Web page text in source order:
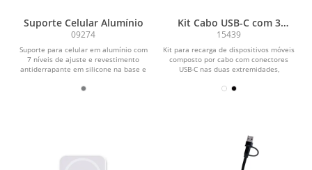
Suporte Celular Alumínio
09274
Suporte para celular em alumínio com
7 níveis de ajuste e revestimento
antiderrapante em silicone na base e
Kit Cabo USB-C com 3
Adaptadores
15439
Kit para recarga de dispositivos móveis
composto por cabo com conectores
USB-C nas duas extremidades,